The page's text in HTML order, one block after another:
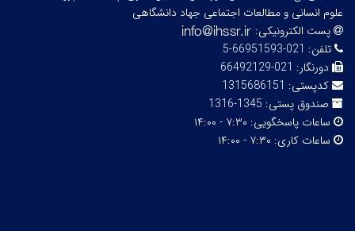
علوم انسانی و مطالعات اجتماعی جهاد دانشگاهی
پست الکترونیکی:
تلفن: 021-66951593-5
دورنگار: 021-66492129
کدپستی: 1315686151
صندوق پستی: 1345-1316
ساعات پاسخگویی: ۷:۳۰ - ۱۴:۰۰
ساعات کاری: ۷:۳۰ - ۱۴:۰۰